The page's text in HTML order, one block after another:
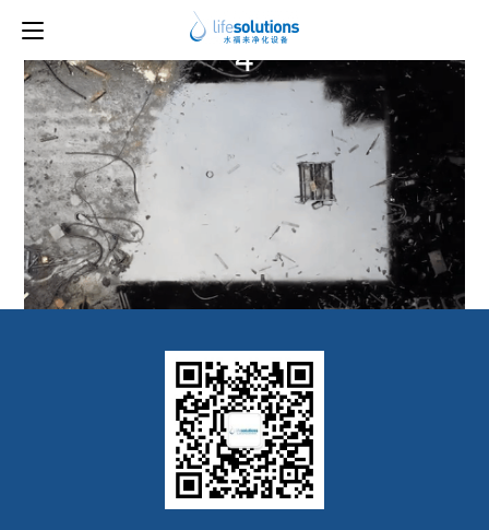
上一图片
4